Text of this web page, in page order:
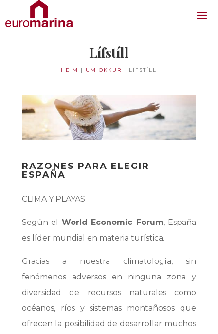
Lífstíll
HEIM | UM OKKUR | LÍFSTÍLL
RAZONES PARA ELEGIR
ESPAÑA
CLIMA Y PLAYAS
Según el World Economic Forum, España
es líder mundial en materia turística.
Gracias a nuestra climatología, sin
fenómenos adversos en ninguna zona y
diversidad de recursos naturales como
océanos, ríos y sistemas montañosos que
ofrecen la posibilidad de desarrollar muchos